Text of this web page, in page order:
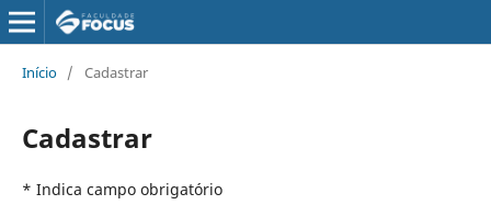
Início / Cadastrar
Cadastrar
* Indica campo obrigatório